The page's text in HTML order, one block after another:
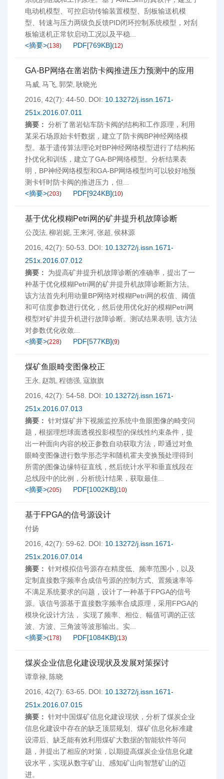
电动机模型、可控启动传输装置模型、刮板输送机模
型、转速与压力两级负反馈PID闭环控制系统模型，对刮
板输送机正常软启动工况以及平稳...
<摘要>(138) PDF[769KB](12)
GA-BP网络在凿岩防卡阀推进压力预测中的应用
马威, 马飞, 郭荣, 耿晓光
2016, 42(7): 44-50. DOI: 10.13272/j.issn.1671-
251x.2016.07.011
摘要： 分析了凿岩钻车防卡阀的结构和工作原理，利用
某采石场原始卡钎数据，建立了防卡阀BP神经网络模
型。基于遗传算法理论对BP神经网络模型进行了结构拓
扑优化和训练，建立了GA-BP网络模型。分析结果表
明，BP神经网络模型和GA-BP网络模型均可以较好地预
测卡钎时防卡阀的推进压力，但...
<摘要>(203) PDF[924KB](10)
基于优化模糊Petri网的矿井提升机故障诊断
公茂法, 柳岩妮, 王来河, 张超 , 侯林源
2016, 42(7): 50-53.
DOI: 10.13272/j.issn.1671-
251x.2016.07.012
摘要：
为提高矿井提升机故障诊断的准确率，提出了一
种基于优化模糊Petri网的矿井提升机故障诊断新方法。
该方法首先利用动量BP网络对模糊Petri网的权值、阈值
和可信度参数进行优化，然后使用优化好的模糊Petri网
模型对矿井提升机进行故障诊断。测试结果表明, 该方法
对参数优化收敛...
<摘要>(228) PDF[577KB](9)
煤矿鱼眼畸变图像校正
王永 , 赵凯, 程德强, 寇旗旗
2016, 42(7): 54-58.
DOI: 10.13272/j.issn.1671-
251x.2016.07.013
摘要： 针对煤矿井下视频监控系统中鱼眼图像的畸变问
题，根据理想球面透视投影模型的保线性约束条件，提
出一种面向内容的校正参数自动获取方法，即通过对鱼
眼畸变图像进行数学形态学和随机霍夫变换预处理得到
所需的图像边缘特征直线，然后统计水平和垂直线段在
总线段中的比例，分析统计结果，获取最佳...
<摘要>(205) PDF[1002KB](10)
基于FPGA的信号源设计
付扬
2016, 42(7): 59-62.
DOI: 10.13272/j.issn.1671-
251x.2016.07.014
摘要： 针对模拟信号源存在精度低、频率范围小，以及
定制直接数字频率合成信号源的控制方式、置频速率等
不满足系统要求的问题，设计了一种基于FPGA的信号
源。该信号源基于直接数字频率合成原理，采用FPGA的
模块化设计方法， 实现了频率、相位、幅值可调的正弦
波、方波、三角波等波形输出。实...
<摘要>(178) PDF[1084KB](13)
煤炭企业信息化建设现状及发展对策探讨
谭章禄, 陈晓
2016, 42(7): 63-65.
DOI: 10.13272/j.issn.1671-
251x.2016.07.015
摘要： 针对中国煤矿信息化建设现状，分析了煤炭企业
信息化建设中存在的缺乏顶层规划、煤矿信息化标准建
设滞后、缺乏能有效利用煤矿大数据的智能软件等问
题，并提出了相应的对策，以期提高煤炭企业信息化建
设水平，实现从数字矿山、感知矿山向智慧矿山的迈
进。